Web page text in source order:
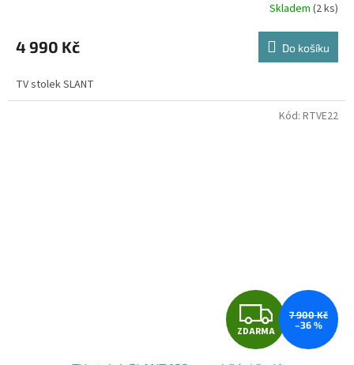
M
A
Skladem (2 ks)
4 990 Kč Do košíku
TV stolek SLANT
Z
D
ZDARMA
7 900 Kč
–36 %
Kód: RTVE22